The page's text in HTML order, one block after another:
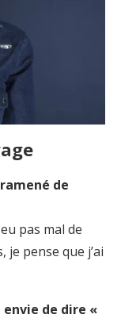
de
pas mal de
pense que j’ai
de dire «